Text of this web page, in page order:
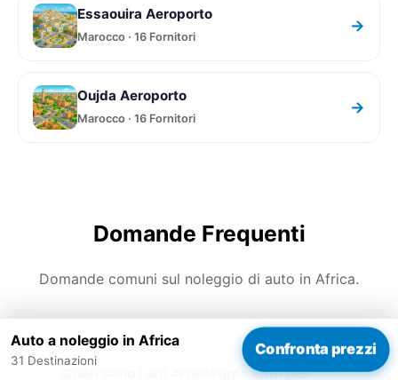
Essaouira Aeroporto
Marocco · 16 Fornitori
→
Oujda Aeroporto
Marocco · 16 Fornitori
→
Domande Frequenti
Domande comuni sul noleggio di auto in Africa.
Quali sono i siti di noleggio auto più
Auto a noleggio in Africa
31 Destinazioni
Confronta prezzi